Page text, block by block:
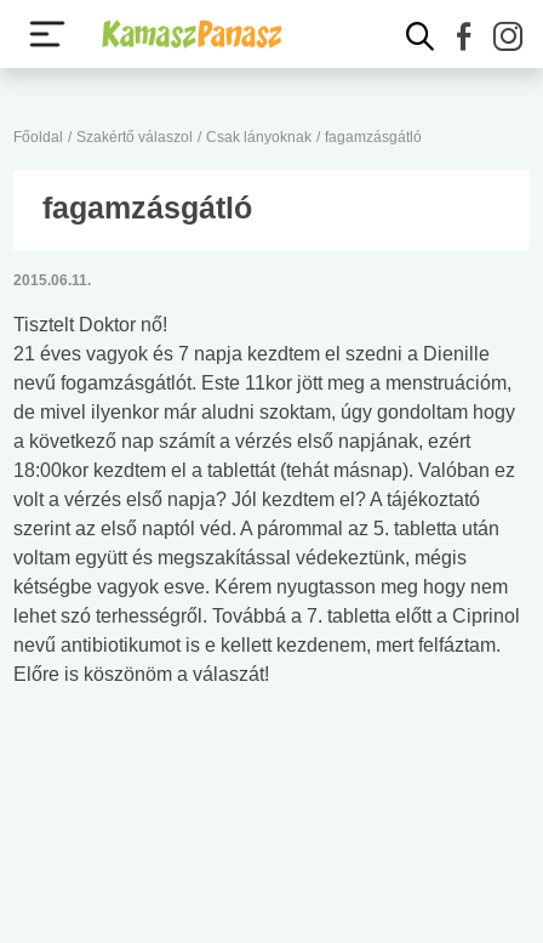
Főoldal / Szakértő válaszol / Csak lányoknak / fagamzásgátló
fagamzásgátló
2015.06.11.
Tisztelt Doktor nő!
21 éves vagyok és 7 napja kezdtem el szedni a Dienille
nevű fogamzásgátlót. Este 11kor jött meg a menstruációm,
de mivel ilyenkor már aludni szoktam, úgy gondoltam hogy
a következő nap számít a vérzés első napjának, ezért
18:00kor kezdtem el a tablettát (tehát másnap). Valóban ez
volt a vérzés első napja? Jól kezdtem el? A tájékoztató
szerint az első naptól véd. A párommal az 5. tabletta után
voltam együtt és megszakítással védekeztünk, mégis
kétségbe vagyok esve. Kérem nyugtasson meg hogy nem
lehet szó terhességről. Továbbá a 7. tabletta előtt a Ciprinol
nevű antibiotikumot is e kellett kezdenem, mert felfáztam.
Előre is köszönöm a válaszát!